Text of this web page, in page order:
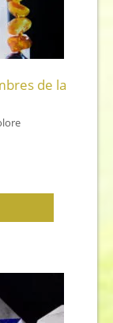
de la